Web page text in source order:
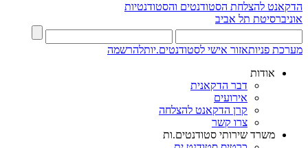
הדקאנט להצלחת הסטודנטים והסטודנטיות
אוניברסיטת תל אביב
מערכת פניותאזור אישי לסטודנטים.יותלהרשמה
אודות
דבר הדקאנית
אירועים
קרן הדקאנט להצלחה
צרו קשר
משרד שירותי סטודנטים.ות